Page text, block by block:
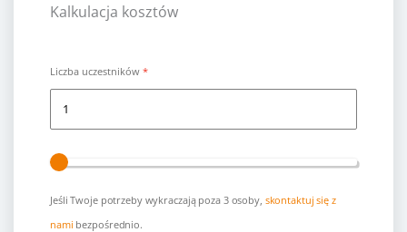
Kalkulacja kosztów
Liczba uczestników
Jeśli Twoje potrzeby wykraczają poza 3 osoby, skontaktuj się z
nami bezpośrednio.